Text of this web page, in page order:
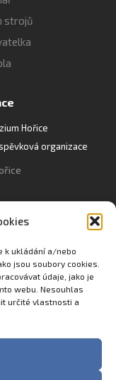
k ukládání a/nebo
jsou soubory cookies.
údaje, jako je
webu. Nesouhlas
určité vlastnosti a
strojů
Hořice
organizace
údajů:
4808 430 04